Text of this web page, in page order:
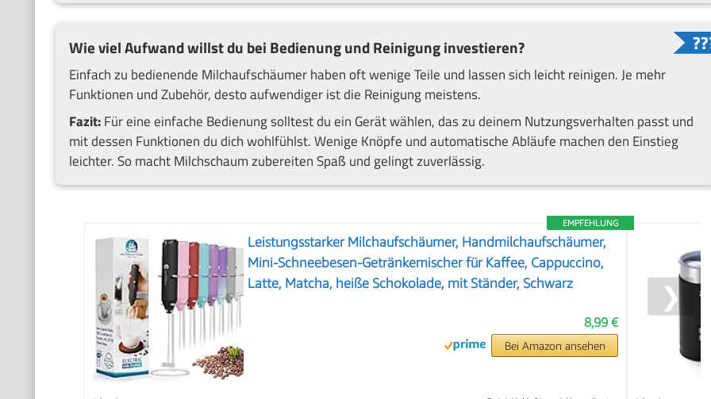
Wie viel Aufwand willst du bei Bedienung und Reinigung investieren?
Einfach zu bedienende Milchaufschäumer haben oft wenige Teile und lassen sich leicht reinigen. Je mehr
Funktionen und Zubehör, desto aufwendiger ist die Reinigung meistens.
Fazit:Für eine einfache Bedienung solltest du ein Gerät wählen, das zu deinem Nutzungsverhalten passt und
mit dessen Funktionen du dich wohlfühlst. Wenige Knöpfe und automatische Abläufe machen den Einstieg
leichter. So macht Milchschaum zubereiten Spaß und gelingt zuverlässig.
EMPFEHLUNG
Leistungsstarker Milchaufschäumer, Handmilchaufschäumer,
Mini-Schneebesen-Getränkemischer für Kaffee, Cappuccino,
Latte, Matcha, heiße Schokolade, mit Ständer, Schwarz
8,99 €
Bei Amazon ansehen
❯